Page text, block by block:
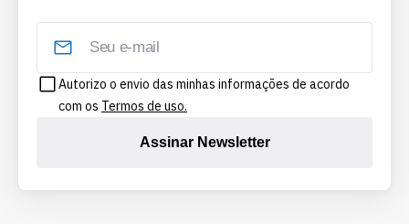
Autorizo o envio das minhas informações de acordo
com os Termos de uso.
Assinar Newsletter